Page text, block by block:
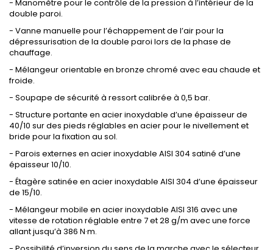
- Manomètre pour le contrôle de la pression à l’intérieur de la
double paroi.
- Vanne manuelle pour l’échappement de l’air pour la
dépressurisation de la double paroi lors de la phase de
chauffage.
- Mélangeur orientable en bronze chromé avec eau chaude et
froide.
- Soupape de sécurité à ressort calibrée à 0,5 bar.
- Structure portante en acier inoxydable d’une épaisseur de
40/10 sur des pieds réglables en acier pour le nivellement et
bride pour la fixation au sol.
- Parois externes en acier inoxydable AISI 304 satiné d’une
épaisseur 10/10.
- Étagère satinée en acier inoxydable AISI 304 d’une épaisseur
de 15/10.
- Mélangeur mobile en acier inoxydable AISI 316 avec une
vitesse de rotation réglable entre 7 et 28 g/m avec une force
allant jusqu’à 386 N·m.